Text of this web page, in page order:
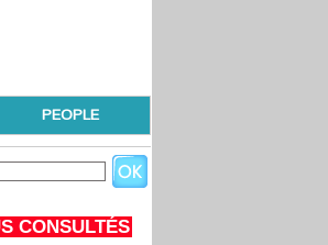
PEOPLE
CONSULTÉS